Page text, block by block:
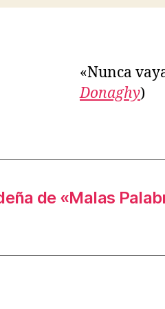
«Nunca
Donaghy)
de «Malas